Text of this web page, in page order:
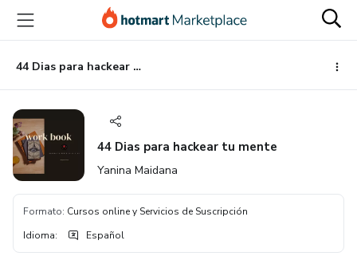
principal
página
de
página
44 Dias para hackear tu mente
44 Dias para hackear tu mente
Yanina Maidana
Formato: Cursos online y Servicios de Suscripción
Idioma: Español